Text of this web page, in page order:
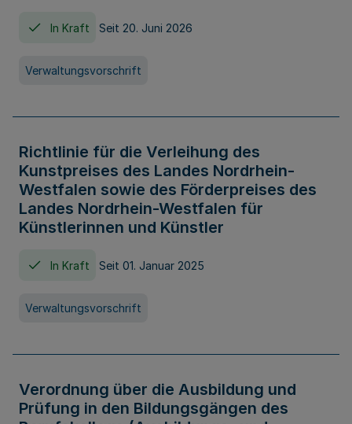
In Kraft Seit 20. Juni 2026
Verwaltungsvorschrift
Richtlinie für die Verleihung des
Kunstpreises des Landes Nordrhein-
Westfalen sowie des Förderpreises des
Landes Nordrhein-Westfalen für
Künstlerinnen und Künstler
In Kraft Seit 01. Januar 2025
Verwaltungsvorschrift
Verordnung über die Ausbildung und
Prüfung in den Bildungsgängen des